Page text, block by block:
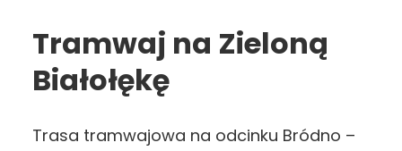
Tramwaj na Zieloną
Białołękę
Trasa tramwajowa na odcinku Bródno –